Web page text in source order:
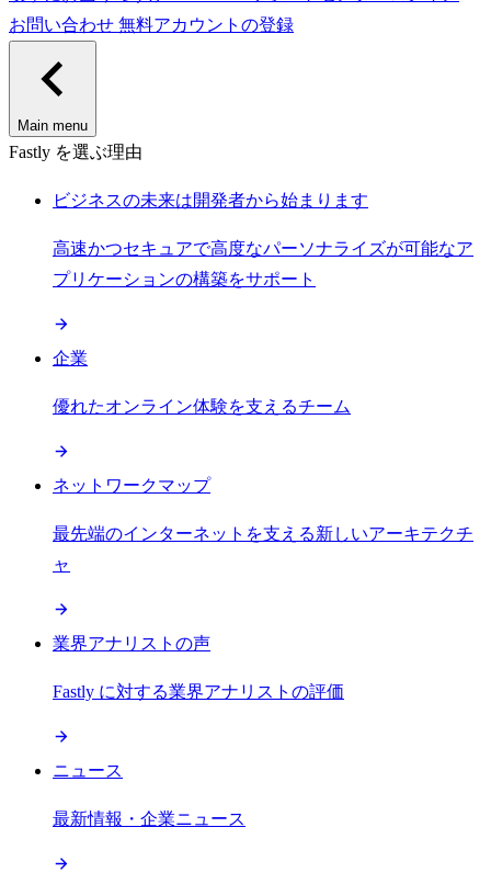
お問い合わせ 無料アカウントの登録
Main menu
Fastly を選ぶ理由
ビジネスの未来は開発者から始まります
高速かつセキュアで高度なパーソナライズが可能なア
プリケーションの構築をサポート
企業
優れたオンライン体験を支えるチーム
ネットワークマップ
最先端のインターネットを支える新しいアーキテクチ
ャ
業界アナリストの声
Fastly に対する業界アナリストの評価
ニュース
最新情報・企業ニュース